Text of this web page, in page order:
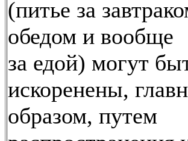
(питье за
обедом и вообще
за едой) могут
искоренены,
образом, путем